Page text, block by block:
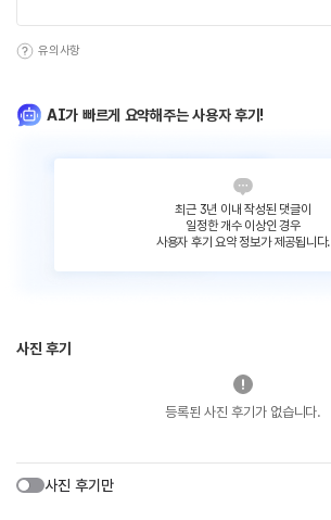
유의사항
AI가 빠르게 요약해주는 사용자 후기!
최근 3년 이내 작성된 댓글이
일정한 개수 이상인 경우
사용자 후기 요약 정보가 제공됩니다.
사진 후기
등록된 사진 후기가 없습니다.
사진 후기만